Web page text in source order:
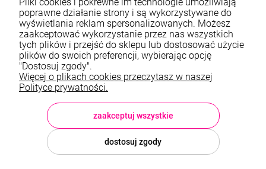
Informacje
O nas
TWOJE KONTO
Sklep: StaloweLOVE, Krajobrazowa 13/5, 35-119 Rzeszów, woj.
podkarpackie, NIP: 8133612433, tel.:572 989 669
sklep@stalowelove.com.pl
poprawne działanie strony i są wykorzystywane do
wyświetlania reklam spersonalizowanych. Możesz
zaakceptować wykorzystanie przez nas wszystkich
tych plików i przejść do sklepu lub dostosować użycie
plików do swoich preferencji, wybierając opcję
"Dostosuj zgody".
Więcej o plikach cookies przeczytasz w naszej
Polityce prywatności.
dostosuj zgody
zaakceptuj wszystkie